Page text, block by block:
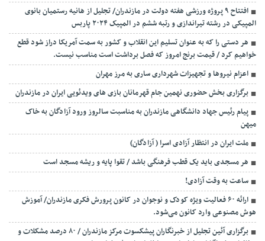
افتتاح ۹ پروژه ورزشی هفته دولت در مازندران/ تجلیل از هانیه رستمیان بانوی
المپیکی در رشته تیراندازی و رتبه ششم در المپیک ۲۰۲۴ پاربس
هر دستی را که به عنوان تسلیم این انقلاب و کشور به سمت آمريکا دراز شود قطع
خواهیم کرد / قیمت برنج امروز که فصل برداشت است مناسب نیست.
اعزام نیروها و تجهیزات شهرداری ساری به مرز مهران
برگزاری بخش حضوری نهمین جام قهرمانان بازی های ویدئویی ایران در مازندران
پیام رئیس جهاد دانشگاهی مازندران به مناسبت سالروز ورود آزادگان به خاک
میهن
ملت ایران در انتظار آزادی اسرا ( آزادگان)
هر مسجدی باید یک قطب فرهنگی باشد / تقوا پایه و ریشه مسجد است
ساعت به وقت آزادی!
ارائه ۶۰ فعالیت ویژه کودک و نوجوان در کانون پرورش فکری مازندران/ آموزش
هوش مصنوعی وارد کانون می‌شود.
برگزاری آئین تجلیل از خبرنگاران پیشکسوت مرکز مازندران / ۸۰ درصد مشکلات و